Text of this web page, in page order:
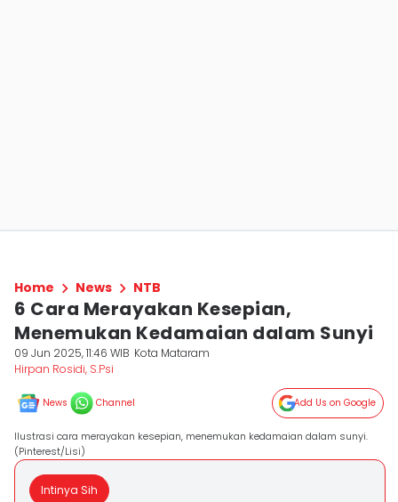
Home News NTB
6 Cara Merayakan Kesepian,
Menemukan Kedamaian dalam Sunyi
09 Jun 2025, 11:46 WIB Kota Mataram
Hirpan Rosidi, S.Psi
News Channel Add Us on Google
Ilustrasi cara merayakan kesepian, menemukan kedamaian dalam sunyi.
(Pinterest/Lisi)
Intinya Sih